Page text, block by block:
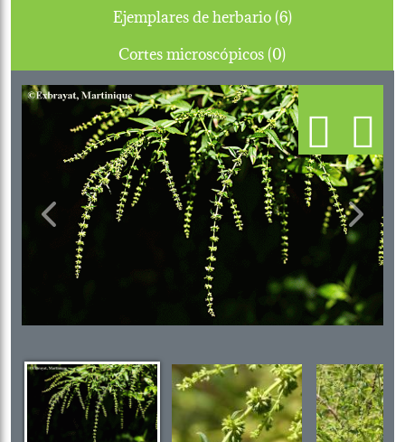
Ejemplares de herbario (6)
Cortes microscópicos (0)
Previous Next